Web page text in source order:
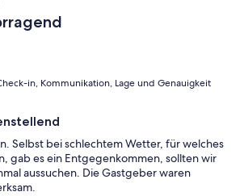
in, Kommunikation, Lage und Genauigkeit
Selbst bei schlechtem Wetter, für welches
gab es ein Entgegenkommen, sollten wir
aussuchen. Die Gastgeber waren